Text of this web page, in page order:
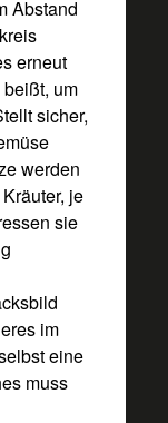
Abstand
erneut
um
sicher,
werden
je
sie
im
eine
muss